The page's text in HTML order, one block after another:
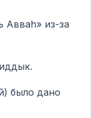
Авваh» из-за
было дано